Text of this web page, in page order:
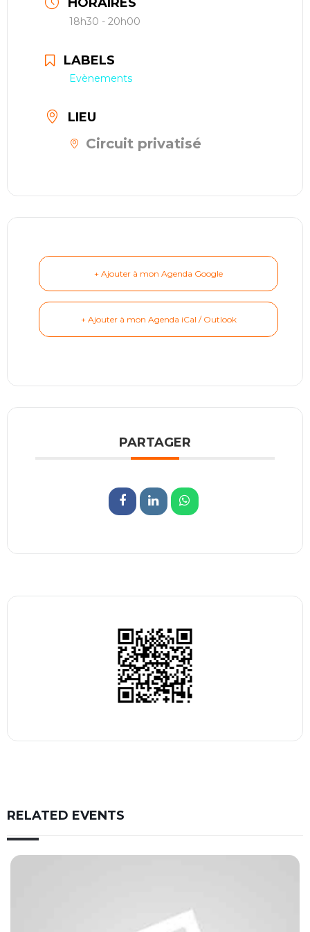
restauration
réserver ma séance
18h30 - 20h00
LABELS
Evènements
LIEU
Circuit privatisé
+ Ajouter à mon Agenda Google
+ Ajouter à mon Agenda iCal / Outlook
PARTAGER
RELATED EVENTS